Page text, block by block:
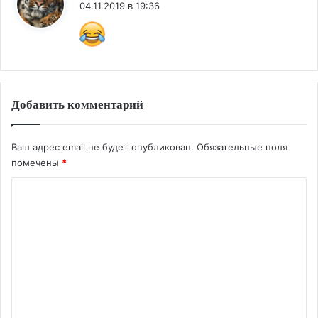
04.11.2019 в 19:36
Добавить комментарий
Ваш адрес email не будет опубликован. Обязательные поля
помечены *